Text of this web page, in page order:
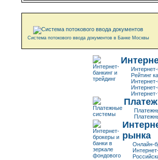
Система потокового ввода документов в Банке Москвы
Рейтинг
рынка
Онлайн-